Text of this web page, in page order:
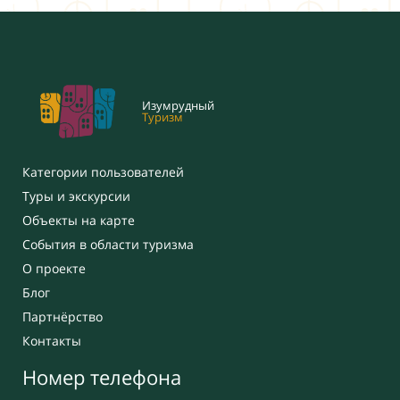
Изумрудный
Туризм
Категории пользователей
Туры и экскурсии
Объекты на карте
События в области туризма
О проекте
Блог
Партнёрство
Контакты
Номер телефона